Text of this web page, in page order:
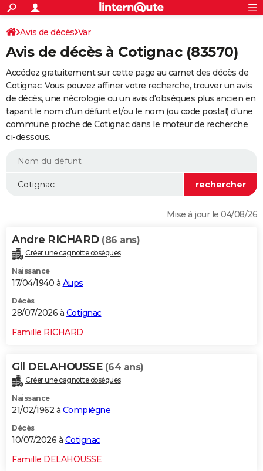
ACTUALITÉS
Politique
Société
Faits Divers
Education
Monde
Villes
+
SPORT
Coupe du monde 2026
Football
Tennis
Cyclisme
Rugby
Forum
Programme TV
TNT
Streaming
Cinéma
Sorties cinéma
Musique
+
FINANCE
Retraite
Epargne
Immobilier
Risques naturels par ville
Assurance
AUTO
Essais
Réserver un essai
Citadines
Berlines
SUV
Forum auto
+HIGH-TECH
BRICOLAGE
WEEK-END
Alimentation
Guide de la santé
Maladies
Médicaments
Sommeil
VOYAGE
Destinations
City break
Voyage nature
Voyage de noces
Forum
Climat
+PHOTO
GUIDES D'ACHAT
Carte de Noël
Carte Bonne année
Carte Saint-Valentin
Carte Pâques
Carte d'anniversaire
DICTIONNAIRE
Dictionnaire
Biographies
Citations
Expressions
Proverbes
PROGRAMME TV
S'inscrire
Se connecter
Lycées
Collèges
Primaires
Universités
Entreprises
Service militaire
Avis de recherche
AVIS DE DÉCÈS
FORUM
Avis de décès Var
Avis de décès à Cotignac (83570)
Accédez gratuitement sur cette page au carnet des décès de
Cotignac. Vous pouvez affiner votre recherche, trouver un avis
de décès, une nécrologie ou un avis d'obsèques plus ancien en
tapant le nom d'un défunt et/ou le nom (ou code postal) d'une
commune proche de Cotignac dans le moteur de recherche
ci-dessous.
Mise à jour le 04/08/26
Andre RICHARD (86 ans)
Créer une cagnotte obsèques
Naissance
17/04/1940 à Aups
Décès
28/07/2026 à Cotignac
Famille RICHARD
Gil DELAHOUSSE (64 ans)
Créer une cagnotte obsèques
Naissance
21/02/1962 à Compiègne
Décès
10/07/2026 à Cotignac
Famille DELAHOUSSE